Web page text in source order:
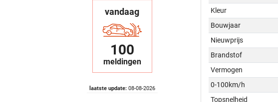
vandaag
100
meldingen
laatste update:08-08-2026
Kleur
Bouwjaar
Nieuwprijs
Brandstof
Vermogen
0-100km/h
Topsnelheid